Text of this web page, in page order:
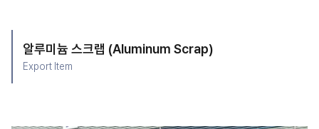
알루미늄 스크랩 (Aluminum Scrap)
Export Item